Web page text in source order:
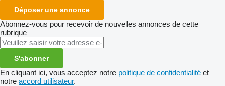
Déposer une annonce
Abonnez-vous pour recevoir de nouvelles annonces de cette
rubrique
S'abonner
En cliquant ici, vous acceptez notre politique de confidentialité et
notre accord utilisateur.